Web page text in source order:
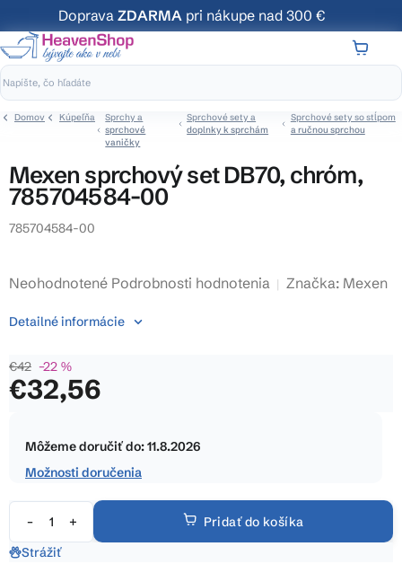
na
obsah
Doprava ZDARMA pri nákupe nad 300 €
Domov Kúpeľňa
Sprchy a
sprchové
vaničky
Sprchové sety a
doplnky k sprchám
Sprchové sety so stĺpom
a ručnou sprchou
Mexen sprchový set DB70, chróm,
785704584-00
785704584-00
Priemerné
produktu
0,0
z
Neohodnotené Podrobnosti hodnotenia Značka: Mexen
€42 –22 %
€32,56
cena:
Môžeme doručiť do:11.8.2026
Možnosti doručenia
Pridať do košíka
Detailné informácie
Strážiť